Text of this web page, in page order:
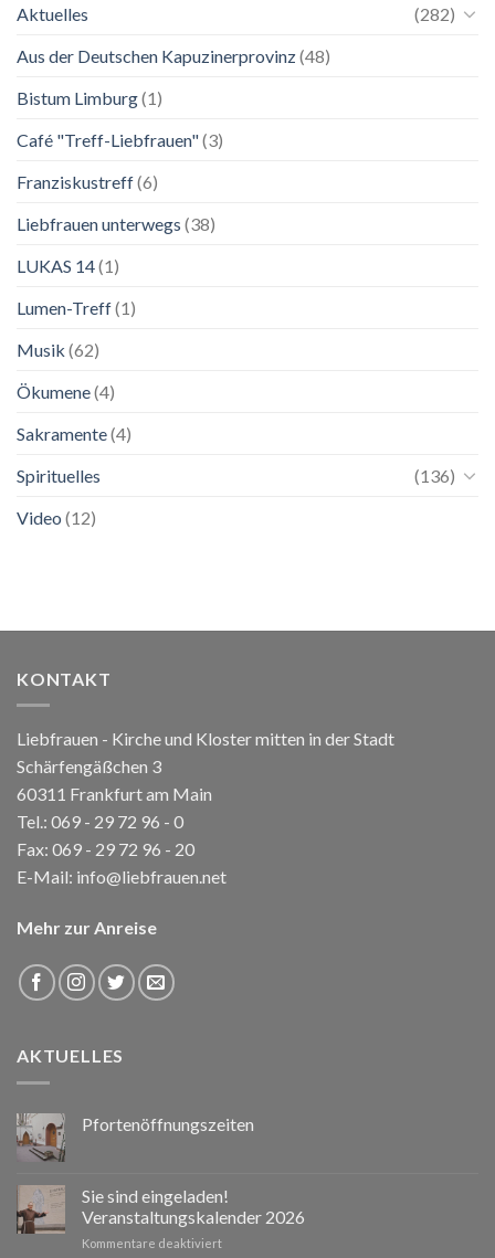
Ausstellung
Aktuelles
(282)
Aus der Deutschen Kapuzinerprovinz(48)
Bistum Limburg(1)
Café "Treff-Liebfrauen"(3)
Franziskustreff(6)
Liebfrauen unterwegs (38)
LUKAS 14(1)
Lumen-Treff(1)
Musik (62)
Ökumene(4)
Sakramente(4)
Spirituelles
(136)
Video (12)
KONTAKT
Liebfrauen - Kirche und Kloster mitten in der Stadt
Schärfengäßchen 3
60311 Frankfurt am Main
Tel.: 069 - 29 72 96 - 0
Fax: 069 - 29 72 96 - 20
E-Mail: info@liebfrauen.net
Mehr zur Anreise
AKTUELLES
Pfortenöffnungszeiten
Sie sind eingeladen!
Veranstaltungskalender 2026
Kommentare deaktiviertfür